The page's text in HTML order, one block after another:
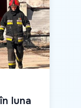
luna